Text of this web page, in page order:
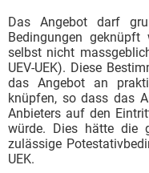
Das Angebot darf
Bedingungen geknüpft
selbst nicht
UEV-UEK). Diese
das Angebot an
knüpfen, so dass das
Anbieters auf den
würde. Dies hätte die
zulässige
UEK.